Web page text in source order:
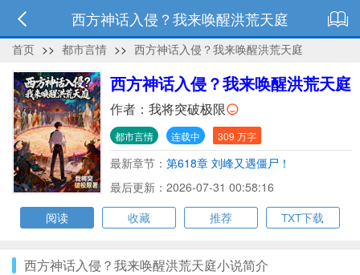
西方神话入侵？我来唤醒洪荒天庭
首页 >> 都市言情 >> 西方神话入侵？我来唤醒洪荒天庭
西方神话入侵？我来唤醒洪荒天庭
作者： 我将突破极限
都市言情 连载中 309 万字
最新章节： 第618章 刘峰又遇僵尸！
最后更新：2026-07-31 00:58:16
阅读
收藏 推荐 TXT下载
西方神话入侵？我来唤醒洪荒天庭小说简介